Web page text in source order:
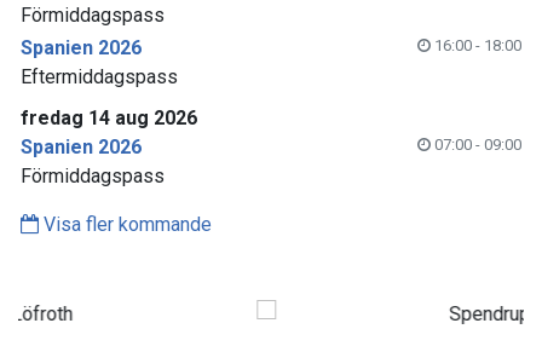
Förmiddagspass
Spanien 2026
16:00 - 18:00
Eftermiddagspass
fredag 14 aug 2026
Spanien 2026
07:00 - 09:00
Förmiddagspass
Visa fler kommande